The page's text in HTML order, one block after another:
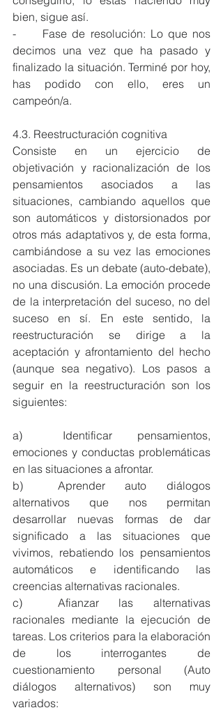
bien, sigue así.
-	Fase de resolución: Lo que nos
decimos una vez que ha pasado y
finalizado la situación. Terminé por hoy,
has podido con ello, eres un
campeón/a.
4.3. Reestructuración cognitiva
Consiste en un ejercicio de
objetivación y racionalización de los
pensamientos asociados a las
situaciones, cambiando aquellos que
son automáticos y distorsionados por
otros más adaptativos y, de esta forma,
cambiándose a su vez las emociones
asociadas. Es un debate (auto-debate),
no una discusión. La emoción procede
de la interpretación del suceso, no del
suceso en sí. En este sentido, la
reestructuración se dirige a la
aceptación y afrontamiento del hecho
(aunque sea negativo). Los pasos a
seguir en la reestructuración son los
siguientes:
a)	Identificar pensamientos,
emociones y conductas problemáticas
en las situaciones a afrontar.
b)	Aprender auto diálogos
alternativos que nos permitan
desarrollar nuevas formas de dar
significado a las situaciones que
vivimos, rebatiendo los pensamientos
automáticos e identificando las
creencias alternativas racionales.
c)	Afianzar las alternativas
racionales mediante la ejecución de
tareas. Los criterios para la elaboración
de los interrogantes de
cuestionamiento personal (Auto
diálogos alternativos) son muy
variados: